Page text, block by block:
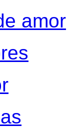
amor